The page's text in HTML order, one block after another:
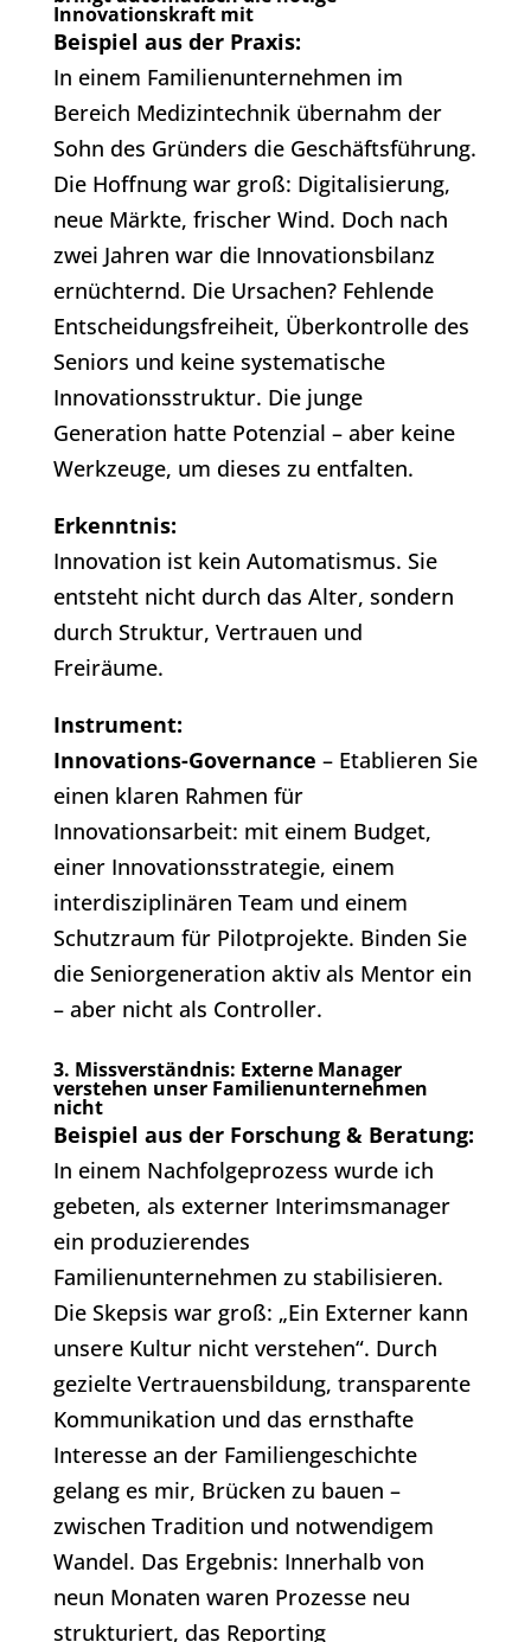
Innovationskraft mit
Beispiel aus der Praxis:
In einem Familienunternehmen im
Bereich Medizintechnik übernahm der
Sohn des Gründers die Geschäftsführung.
Die Hoffnung war groß: Digitalisierung,
neue Märkte, frischer Wind. Doch nach
zwei Jahren war die Innovationsbilanz
ernüchternd. Die Ursachen? Fehlende
Entscheidungsfreiheit, Überkontrolle des
Seniors und keine systematische
Innovationsstruktur. Die junge
Generation hatte Potenzial – aber keine
Werkzeuge, um dieses zu entfalten.
Erkenntnis:
Innovation ist kein Automatismus. Sie
entsteht nicht durch das Alter, sondern
durch Struktur, Vertrauen und
Freiräume.
Instrument:
Innovations-Governance – Etablieren Sie
einen klaren Rahmen für
Innovationsarbeit: mit einem Budget,
einer Innovationsstrategie, einem
interdisziplinären Team und einem
Schutzraum für Pilotprojekte. Binden Sie
die Seniorgeneration aktiv als Mentor ein
– aber nicht als Controller.
3. Missverständnis: Externe Manager
verstehen unser Familienunternehmen
nicht
Beispiel aus der Forschung & Beratung:
In einem Nachfolgeprozess wurde ich
gebeten, als externer Interimsmanager
ein produzierendes
Familienunternehmen zu stabilisieren.
Die Skepsis war groß: „Ein Externer kann
unsere Kultur nicht verstehen“. Durch
gezielte Vertrauensbildung, transparente
Kommunikation und das ernsthafte
Interesse an der Familiengeschichte
gelang es mir, Brücken zu bauen –
zwischen Tradition und notwendigem
Wandel. Das Ergebnis: Innerhalb von
neun Monaten waren Prozesse neu
strukturiert, das Reporting